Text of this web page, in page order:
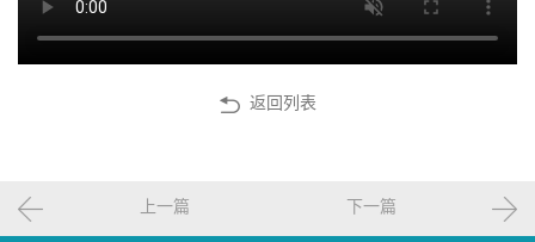
返回列表
上一篇 下一篇